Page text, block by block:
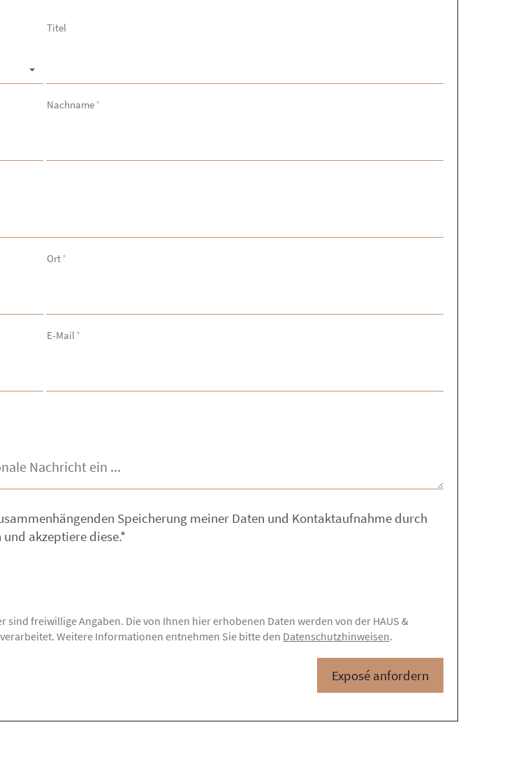
Titel
Nachname*
Ort*
E-Mail *
Speicherung meiner Daten und Kontaktaufnahme durch
akzeptiere diese.*
freiwillige Angaben. Die von Ihnen hier erhobenen Daten werden von der HAUS &
Weitere Informationen entnehmen Sie bitte den Datenschutzhinweisen.
Exposé anfordern